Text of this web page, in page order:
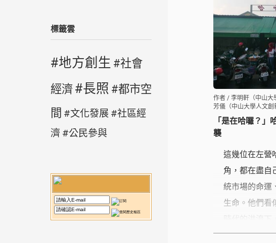
認識開放式
走訪社區，
與的進度與成
「是在哈囉？」
襲
作者 / 李明軒（中山大
芳儀（中山大學人文創
這幾位在左營
角，都在盡自
統市場的命運
生命。他們看
滿了不確定，
標籤雲
地方創生
社會
經濟
長照
都市空
間
文化發展
社區經
濟
公民參與